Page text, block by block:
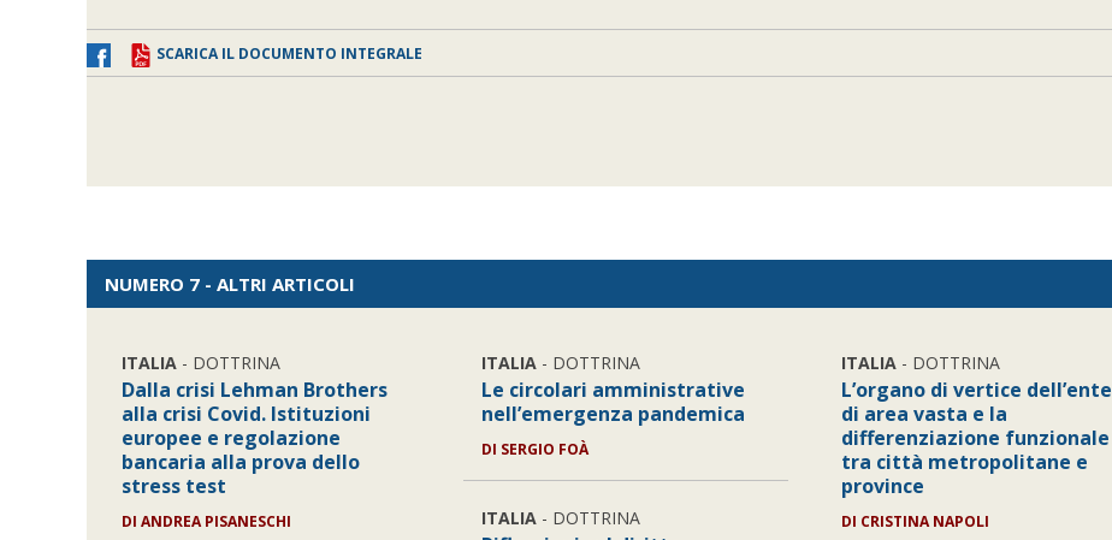
SCARICA IL DOCUMENTO INTEGRALE
NUMERO 7 - ALTRI ARTICOLI
ITALIA - DOTTRINA
Dalla crisi Lehman Brothers
alla crisi Covid. Istituzioni
europee e regolazione
bancaria alla prova dello
stress test
DIANDREA PISANESCHI
ITALIA - DOTTRINA
Le circolari amministrative
nell’emergenza pandemica
DI SERGIO FOÀ
ITALIA - DOTTRINA
ITALIA- DOTTRINA
L’organo di vertice dell’ente
di area vasta e la
differenziazione funzionale
tra città metropolitane e
province
DI CRISTINA NAPOLI